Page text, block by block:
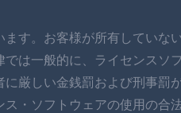
す。お客様が所有してい
は一般的に、ライセンス
厳しい金銭罰および刑事
・ソフトウェアの使用の